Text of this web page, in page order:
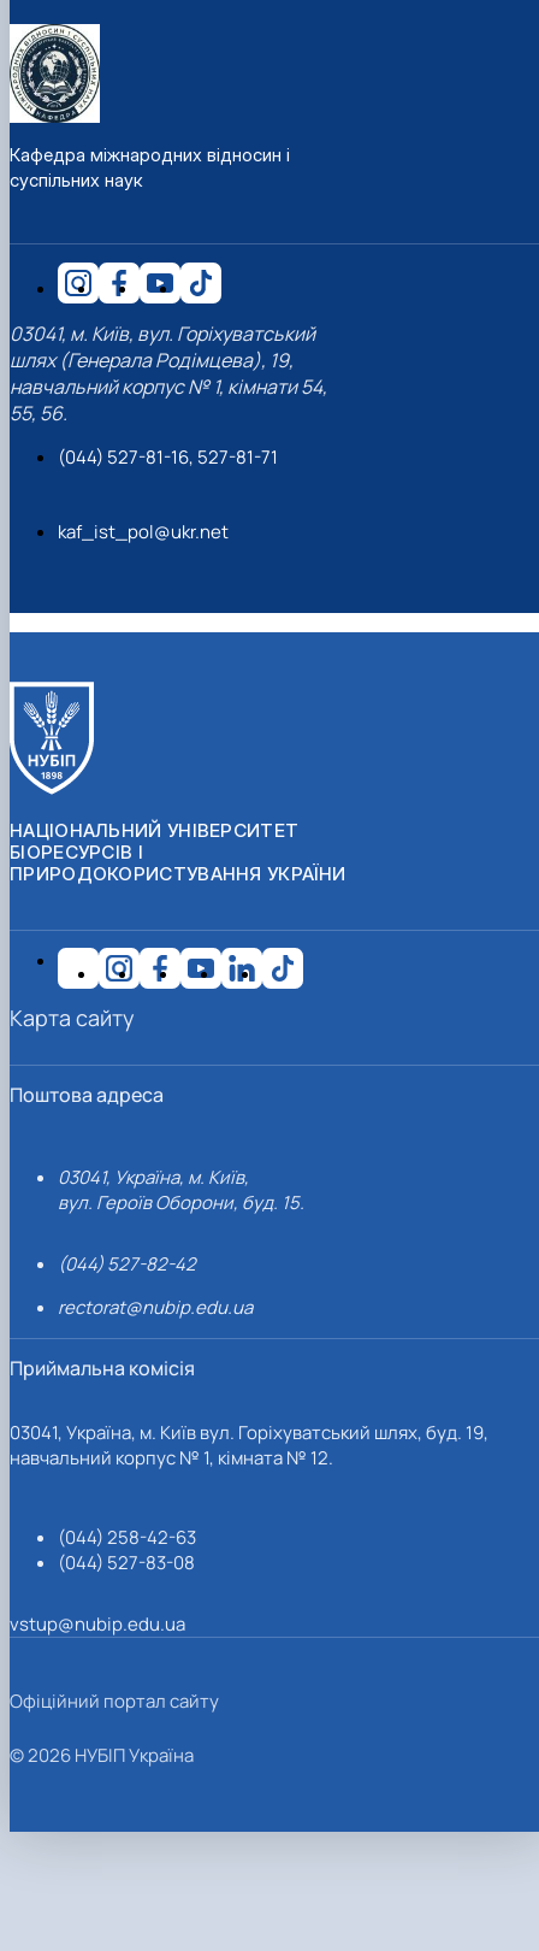
Кафедра міжнародних відносин і
суспільних наук
03041, м. Київ, вул. Горіхуватський
шлях (Генерала Родімцева), 19,
навчальний корпус № 1, кімнати 54,
55, 56.
(044) 527-81-16, 527-81-71
kaf_ist_pol@ukr.net
НАЦІОНАЛЬНИЙ УНІВЕРСИТЕТ
БІОРЕСУРСІВ І
ПРИРОДОКОРИСТУВАННЯ УКРАЇНИ
Поштова адреса
03041, Україна, м. Київ,
вул. Героїв Оборони, буд. 15.
(044) 527-82-42
rectorat@nubip.edu.ua
Приймальна комісія
03041, Україна, м. Київ вул. Горіхуватський шлях, буд. 19,
навчальний корпус № 1, кімната № 12.
(044) 258-42-63
(044) 527-83-08
vstup@nubip.edu.ua
Карта сайту
Офіційний портал сайту
© 2026 НУБІП Україна